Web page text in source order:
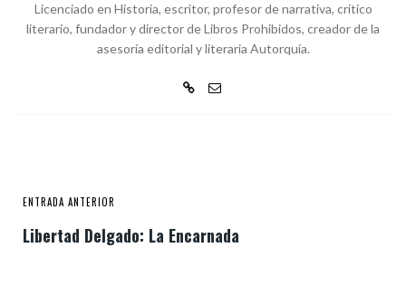
Licenciado en Historia, escritor, profesor de narrativa, crítico
literario, fundador y director de Libros Prohibidos, creador de la
asesoría editorial y literaria Autorquía.
ENTRADA ANTERIOR
Libertad Delgado: La Encarnada